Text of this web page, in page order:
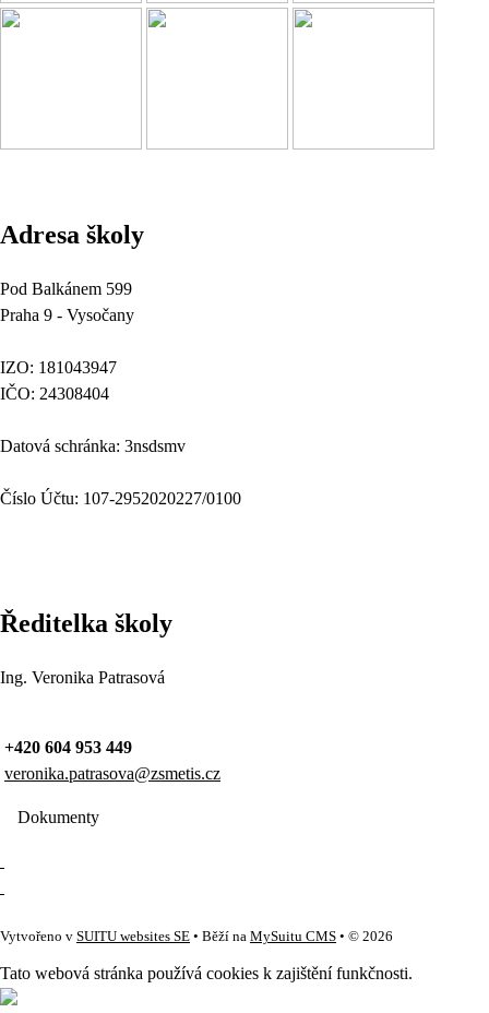
Adresa školy
Pod Balkánem 599
Praha 9 - Vysočany
IZO: 181043947
IČO: 24308404
Datová schránka: 3nsdsmv
Číslo Účtu: 107-2952020227/0100
Ředitelka školy
Ing. Veronika Patrasová
+420 604 953 449
veronika.patrasova@zsmetis.cz
Dokumenty
Vytvořeno v SUITU websites SE • Běží na MySuitu CMS • © 2026
Tato webová stránka používá cookies k zajištění funkčnosti.